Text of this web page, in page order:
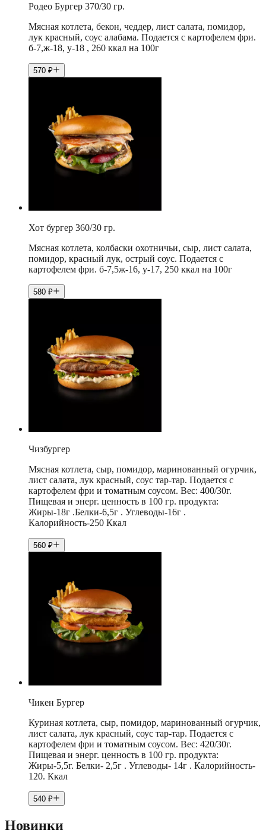
Родео Бургер 370/30 гр.
Мясная котлета, бекон, чеддер, лист салата, помидор,
лук красный, соус алабама. Подается с картофелем фри.
б-7,ж-18, у-18 , 260 ккал на 100г
570 ₽
Хот бургер 360/30 гр.
Мясная котлета, колбаски охотничьи, сыр, лист салата,
помидор, красный лук, острый соус. Подается с
картофелем фри. б-7,5ж-16, у-17, 250 ккал на 100г
580 ₽
Чизбургер
Мясная котлета, сыр, помидор, маринованный огурчик,
лист салата, лук красный, соус тар-тар. Подается с
картофелем фри и томатным соусом. Вес: 400/30г.
Пищевая и энерг. ценность в 100 гр. продукта:
Жиры-18г .Белки-6,5г . Углеводы-16г .
Калорийность-250 Ккал
560 ₽
Чикен Бургер
Куриная котлета, сыр, помидор, маринованный огурчик,
лист салата, лук красный, соус тар-тар. Подается с
картофелем фри и томатным соусом. Вес: 420/30г.
Пищевая и энерг. ценность в 100 гр. продукта:
Жиры-5,5г. Белки- 2,5г . Углеводы- 14г . Калорийность-
120. Ккал
540 ₽
Новинки